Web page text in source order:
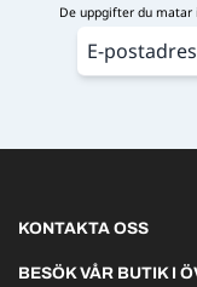
De uppgifter du matar
KONTAKTA OSS
Varmt välkommen
BESÖK VÅR BUTIK I